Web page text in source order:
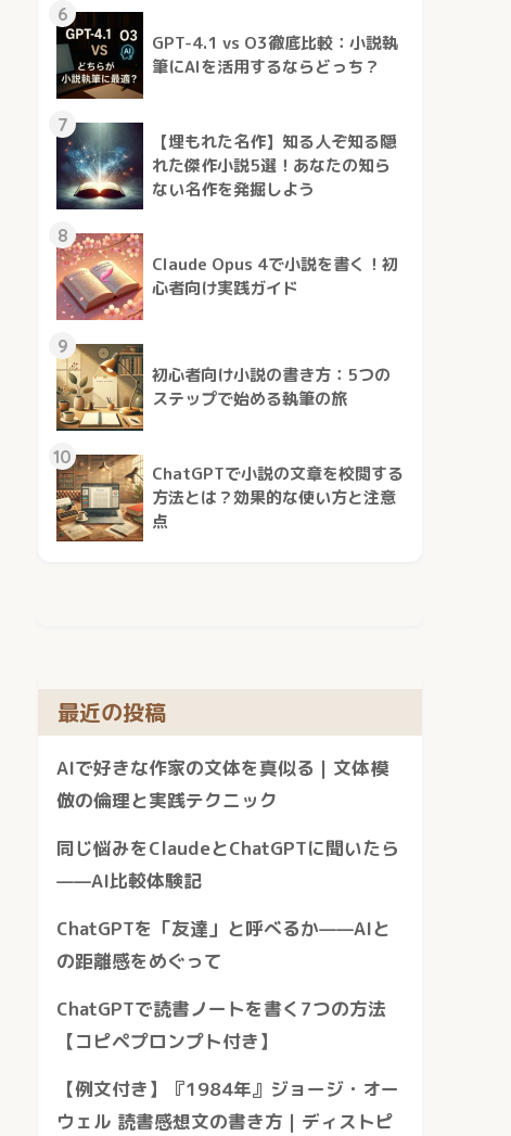
6
GPT-4.1 vs O3徹底比較：小説執
筆にAIを活用するならどっち？
7
【埋もれた名作】知る人ぞ知る隠
れた傑作小説5選！あなたの知ら
ない名作を発掘しよう
8
Claude Opus 4で小説を書く！初
心者向け実践ガイド
9
初心者向け小説の書き方：5つの
ステップで始める執筆の旅
10
ChatGPTで小説の文章を校閲する
方法とは？効果的な使い方と注意
点
最近の投稿
AIで好きな作家の文体を真似る｜文体模
倣の倫理と実践テクニック
同じ悩みをClaudeとChatGPTに聞いたら
——AI比較体験記
ChatGPTを「友達」と呼べるか——AIと
の距離感をめぐって
ChatGPTで読書ノートを書く7つの方法
【コピペプロンプト付き】
【例文付き】『1984年』ジョージ・オー
ウェル 読書感想文の書き方｜ディストピ